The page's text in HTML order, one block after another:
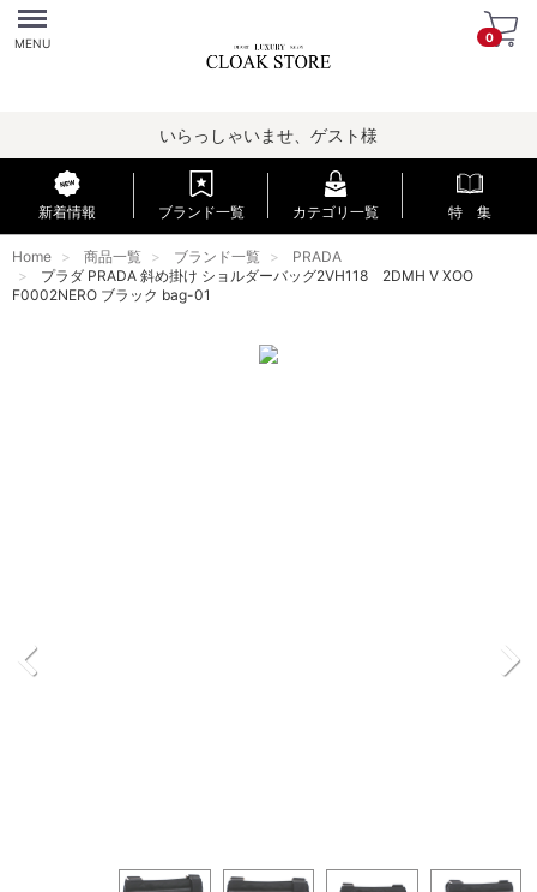
Menu
MENU 0
いらっしゃいませ、ゲスト様
新着情報 ブランド一覧 カテゴリ一覧 特 集
Home 商品一覧 ブランド一覧
PRADA
プラダ PRADA 斜め掛け ショルダーバッグ2VH118 2DMH V XOO
F0002NERO ブラック bag-01